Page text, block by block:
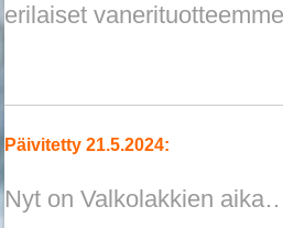
erilaiset
Päivitetty 21.5.2024:
Nyt on Valkolakkien